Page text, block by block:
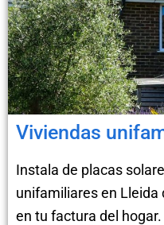
Viviendas
Instala de placas
unifamiliares en Lleida
en tu factura del hogar.